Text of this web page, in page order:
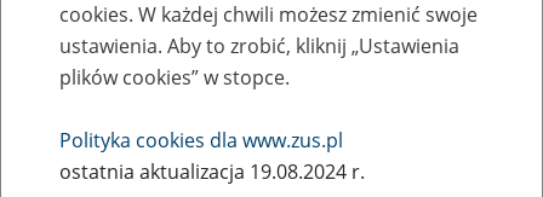
Okienko Górnicze
Inne
cookies. W każdej chwili możesz zmienić swoje
ustawienia. Aby to zrobić, kliknij „Ustawienia
plików cookies” w stopce.
Polityka cookies dla www.zus.pl
ostatnia aktualizacja 19.08.2024 r.